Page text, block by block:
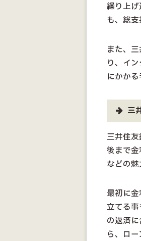
繰り上
も、総支
また、
り、イ
にかかる
三
三井住
後まで
などの魅
最初に
立てる
の返済
ら、ロ